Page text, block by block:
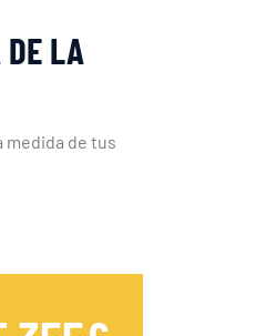
LA
medida de tus